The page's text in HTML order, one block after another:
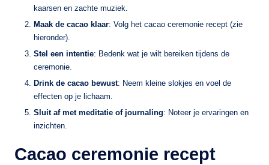
kaarsen en zachte muziek.
Maak de cacao klaar: Volg het cacao ceremonie recept (zie
hieronder).
Stel een intentie: Bedenk wat je wilt bereiken tijdens de
ceremonie.
Drink de cacao bewust: Neem kleine slokjes en voel de
effecten op je lichaam.
Sluit af met meditatie of journaling: Noteer je ervaringen en
inzichten.
Cacao ceremonie recept